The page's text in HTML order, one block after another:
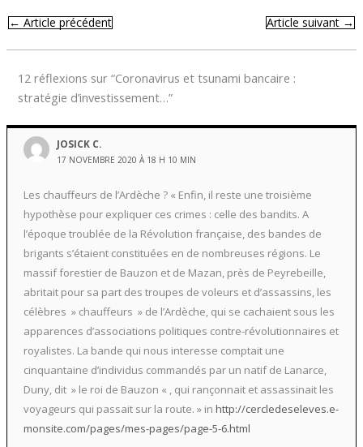
← Article précédent Article suivant →
12 réflexions sur “Coronavirus et tsunami bancaire :
stratégie d’investissement…”
JOSICK C.
17 NOVEMBRE 2020 À 18 H 10 MIN
Les chauffeurs de l’Ardèche ? « Enfin, il reste une troisième
hypothèse pour expliquer ces crimes : celle des bandits. A
l’époque troublée de la Révolution française, des bandes de
brigants s’étaient constituées en de nombreuses régions. Le
massif forestier de Bauzon et de Mazan, près de Peyrebeille,
abritait pour sa part des troupes de voleurs et d’assassins, les
célèbres » chauffeurs » de l’Ardèche, qui se cachaient sous les
apparences d’associations politiques contre-révolutionnaires et
royalistes. La bande qui nous interesse comptait une
cinquantaine d’individus commandés par un natif de Lanarce,
Duny, dit » le roi de Bauzon « , qui rançonnait et assassinait les
voyageurs qui passait sur la route. » in http://cercledeseleves.e-
monsite.com/pages/mes-pages/page-5-6.html